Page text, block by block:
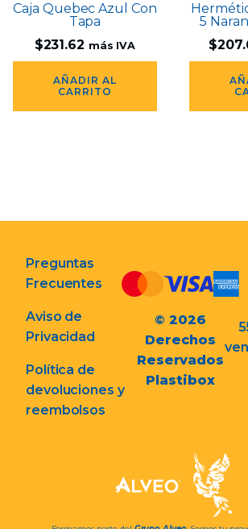
Caja Quebec Azul Con
Tapa
$231.62 más IVA
AÑADIR AL
CARRITO
5
$
Preguntas
Frecuentes
Aviso de
Privacidad
Política de
devoluciones y
reembolsos
© 2026
Derechos
Reservados
Plastibox